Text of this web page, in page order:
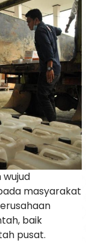
masyarakat
baik
pusat.